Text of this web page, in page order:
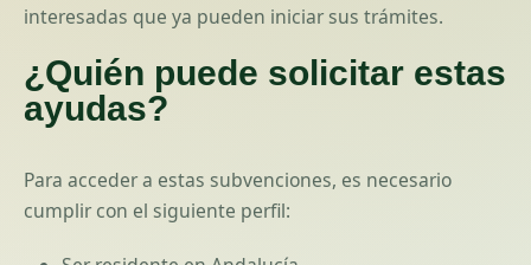
interesadas que ya pueden iniciar sus trámites.
¿Quién puede solicitar estas
ayudas?
Para acceder a estas subvenciones, es necesario
cumplir con el siguiente perfil: